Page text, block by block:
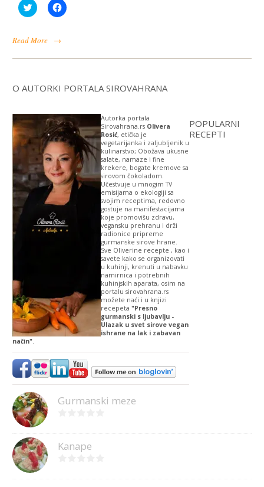
Click
to
Twitter
(Opens
new
Click
to
new
Read More →
O AUTORKI PORTALA SIROVAHRANA
Autorka portala
Sirovahrana.rs Olivera
Rosić, etička je
vegetarijanka i zaljubljenik u
kulinarstvo; Obožava ukusne
salate, namaze i fine
krekere, bogate kremove sa
sirovom čokoladom.
Učestvuje u mnogim TV
emisijama o ekologiji sa
svojim receptima, redovno
gostuje na manifestacijama
koje promovišu zdravu,
vegansku prehranu i drži
radionice pripreme
gurmanske sirove hrane.
Sve Oliverine recepte , kao i
savete kako se organizovati
u kuhinji, krenuti u nabavku
namirnica i potrebnih
kuhinjskih aparata, osim na
portalu sirovahrana.rs
možete naći i u knjizi
recepeta"Presno
gurmanski s ljubavlju -
Ulazak u svet sirove vegan
ishrane na lak i zabavan
način".
POPULARNI
RECEPTI
Gurmanski meze
Kanape